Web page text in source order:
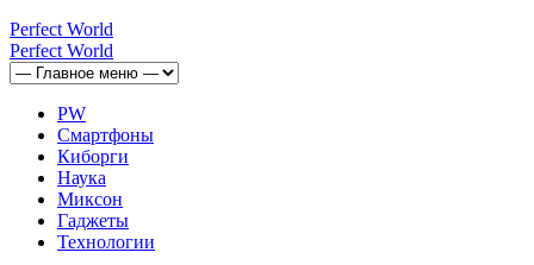
Perfect World
Perfect World
PW
Смартфоны
Киборги
Наука
Миксон
Гаджеты
Технологии